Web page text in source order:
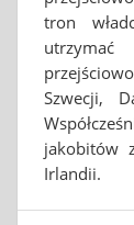
tron
Szwecji,
jakobitów
Irlandii.